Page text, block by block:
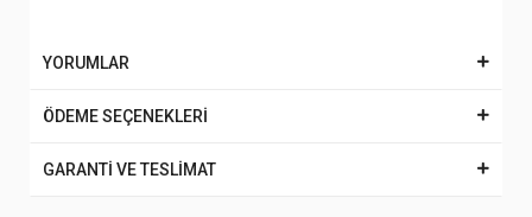
YORUMLAR
ÖDEME SEÇENEKLERİ
GARANTİ VE TESLİMAT